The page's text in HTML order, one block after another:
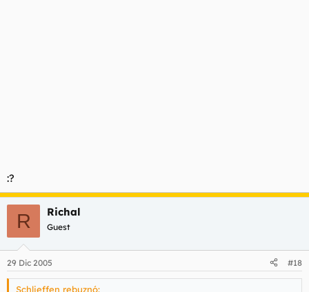
:?
R Richal
Guest
29 Dic 2005 #18
Schlieffen rebuznó: